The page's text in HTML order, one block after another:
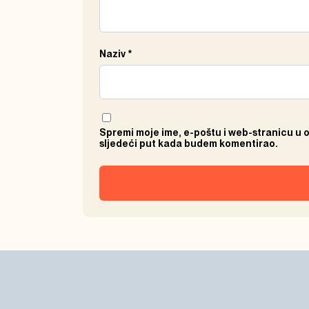
Naziv *
Spremi moje ime, e-poštu i web-stranicu u
sljedeći put kada budem komentirao.